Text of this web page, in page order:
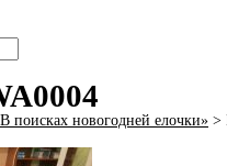
поисках новогодней елочки» >